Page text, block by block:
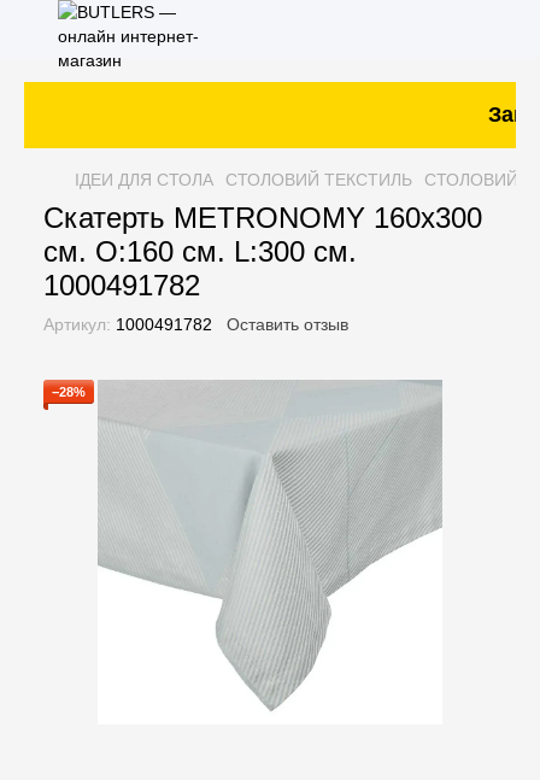
ІДЕИ ДЛЯ СТОЛА СТОЛОВИЙ ТЕКСТИЛЬ СТОЛОВИЙ
Скатерть METRONOMY 160x300
см. O:160 см. L:300 см.
1000491782
Артикул: 1000491782 Оставить отзыв
−28%